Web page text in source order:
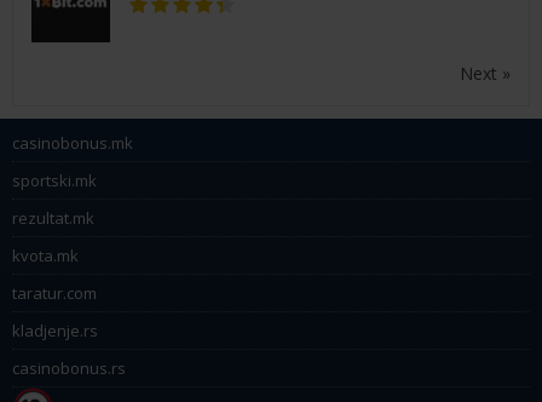
Next »
casinobonus.mk
sportski.mk
rezultat.mk
kvota.mk
taratur.com
kladjenje.rs
casinobonus.rs